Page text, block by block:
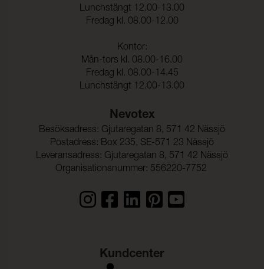
Anfärgning multifiberväv:
5
Färghärdighet mot
(ISO 105-E16)
Färghärdighet mot svett: (ISO 105-E04)
Anfärgning, multifiberväv: 5
Färgändring: 5
Lunchstängt 12.00-13.00
Fredag kl. 08.00-12.00
Kontor:
Mån-tors kl. 08.00-16.00
Fredag kl. 08.00-14.45
Lunchstängt 12.00-13.00
Nevotex
Besöksadress: Gjutaregatan 8, 571 42 Nässjö
Postadress: Box 235, SE-571 23 Nässjö
Leveransadress: Gjutaregatan 8, 571 42 Nässjö
Organisationsnummer: 556220-7752
Kundcenter